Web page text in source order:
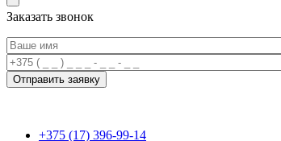
Заказать звонок
+375 (17) 396-99-14